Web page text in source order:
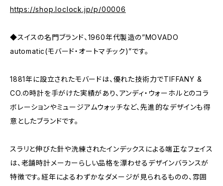
https://shop.loclock.jp/p/00006
◆スイスの名門ブランド、1960年代製造の”MOVADO
automatic(モバード・オートマチック)”です。
1881年に設立されたモバードは、優れた技術力でTIFFANY &
CO.の時計を手がけた実績があり、アンディ・ウォーホルとのコラ
ボレーションやミュージアムウォッチなど、先進的なデザインも得
意としたブランドです。
スラリと伸びた針や洗練されたインデックスによる端正なフェイス
は、老舗時計メーカーらしい品格を漂わせるデザインバランスが
特徴です。経年によるわずかなダメージが見られるものの、雰囲